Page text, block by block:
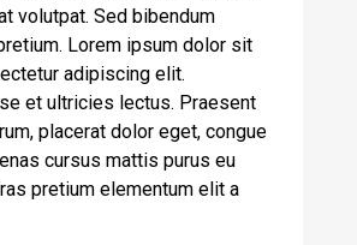
volutpat. Sed bibendum
Lorem ipsum dolor sit
adipiscing elit.
et ultricies lectus. Praesent
placerat dolor eget, congue
cursus mattis purus eu
pretium elementum elit a